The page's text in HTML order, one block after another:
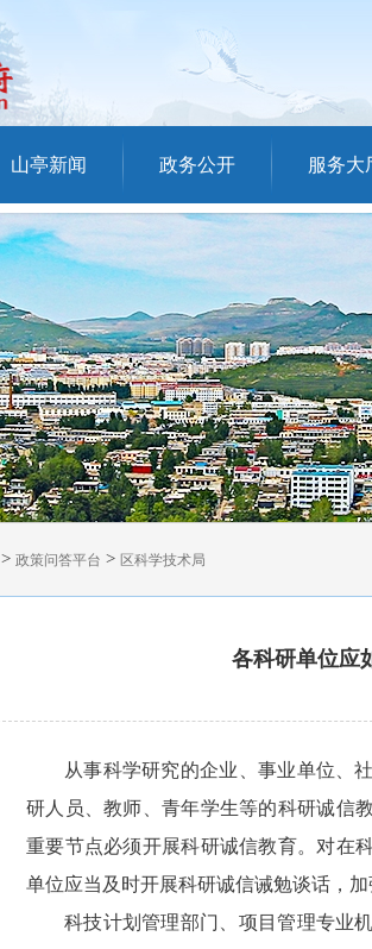
山亭新闻 政务公开 服务大
> 政策问答平台 > 区科学技术局
各科研单位应
从事科学研究的企业、事业单位、
研人员、教师、青年学生等的科研诚信
重要节点必须开展科研诚信教育。对在
单位应当及时开展科研诚信诫勉谈话，加
科技计划管理部门、项目管理专业